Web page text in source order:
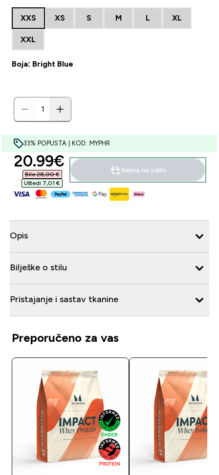
XXS XS S M L XL
XXL
Boja: Bright Blue
33% POPUSTA | KOD: MYPHR
discounted price
20.99€‎
Bilo 28,00 €‎
Uštedi 7,01 €‎
Nema na zalihi
Opis
Bilješke o stilu
Pristajanje i sastav tkanine
Preporučeno za vas